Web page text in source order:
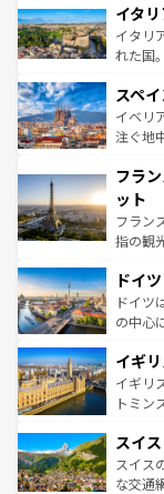
イタ
イタリ
れた国。
ろん、
景など
ピザや
ませて
なお、
しい。
スペ
イベリ
注ぐ地
文化が
れる闘
る。首
アート
せる。
ンテン
フラ
ット
フラン
指の観
で、幅
聖堂、
から魅
いる。
香り高
らに、
れる地
を参照
ドイツ
ドイツ
の中心
顔を持
ルリン
してラ
は、お酒
ドイツ
イギ
イギリ
トミン
リアご
ティー
戦など
スイス
スイス
な交通